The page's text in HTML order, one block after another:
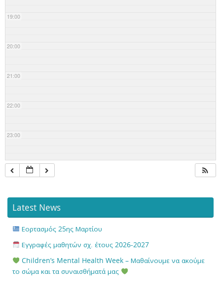
19:00
20:00
21:00
22:00
23:00
Latest News
Εορτασμός 25ης Μαρτίου
Εγγραφές μαθητών σχ. έτους 2026-2027
Children’s Mental Health Week – Μαθαίνουμε να ακούμε
το σώμα και τα συναισθήματά μας